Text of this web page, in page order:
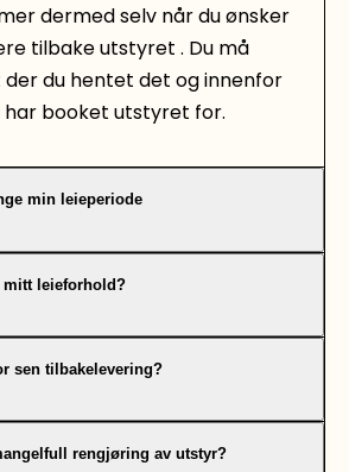
dermed selv når du ønsker
tilbake utstyret . Du må
du hentet det og innenfor
booket utstyret for.
min leieperiode
mitt leieforhold?
sen tilbakelevering?
rengjøring av utstyr?